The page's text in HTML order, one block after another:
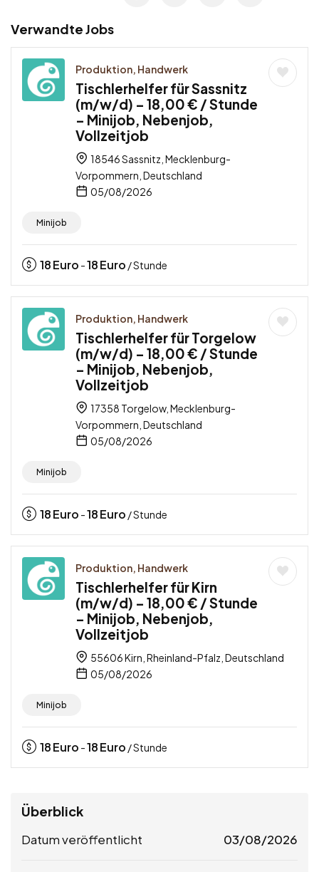
Verwandte Jobs
Produktion, Handwerk
Tischlerhelfer für Sassnitz
(m/w/d) – 18,00 € / Stunde
– Minijob, Nebenjob,
Vollzeitjob
18546 Sassnitz, Mecklenburg-
Vorpommern, Deutschland
05/08/2026
Minijob
18Euro -18Euro / Stunde
Produktion, Handwerk
Tischlerhelfer für Torgelow
(m/w/d) – 18,00 € / Stunde
– Minijob, Nebenjob,
Vollzeitjob
17358 Torgelow, Mecklenburg-
Vorpommern, Deutschland
05/08/2026
Minijob
18Euro -18Euro / Stunde
Produktion, Handwerk
Tischlerhelfer für Kirn
(m/w/d) – 18,00 € / Stunde
– Minijob, Nebenjob,
Vollzeitjob
55606 Kirn, Rheinland-Pfalz, Deutschland
05/08/2026
Minijob
18Euro -18Euro / Stunde
Überblick
Datum veröffentlicht 03/08/2026